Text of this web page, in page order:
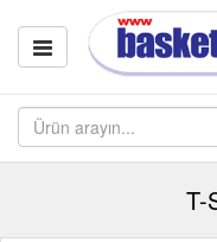
T-